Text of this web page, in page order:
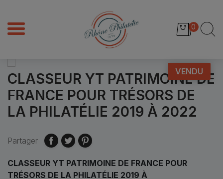
0
VENDU
CLASSEUR YT PATRIMOINE DE
FRANCE POUR TRÉSORS DE
LA PHILATÉLIE 2019 À 2022
Partager
CLASSEUR YT PATRIMOINE DE FRANCE POUR
TRÉSORS DE LA PHILATÉLIE 2019 À